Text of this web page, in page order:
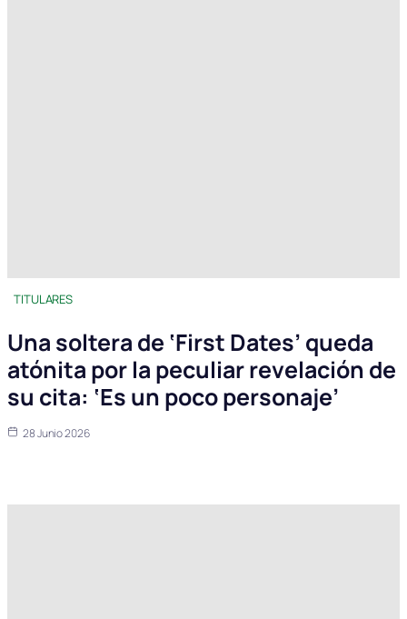
TITULARES
Una soltera de ‘First Dates’ queda
atónita por la peculiar revelación de
su cita: ‘Es un poco personaje’
28 Junio 2026